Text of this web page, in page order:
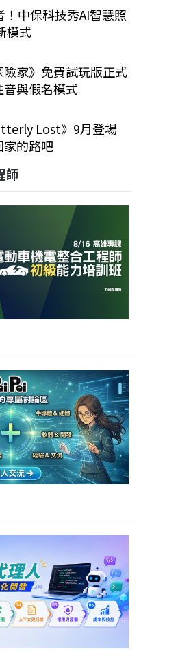
中保科技秀AI智慧照
模式
家》免費試玩版正式
與假名模式
Lost》9月登場
家的路吧
師